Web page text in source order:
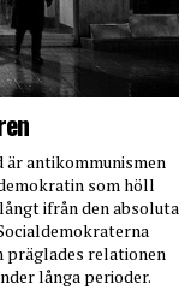
är antikommunismen
som höll
ifrån den absoluta
präglades relationen
långa perioder.